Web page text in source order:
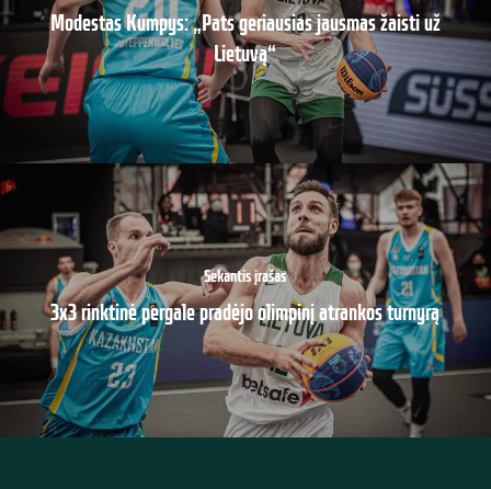
Modestas Kumpys: „Pats geriausias jausmas žaisti už
Lietuvą“
Sekantis įrašas
3x3 rinktinė pergale pradėjo olimpinį atrankos turnyrą